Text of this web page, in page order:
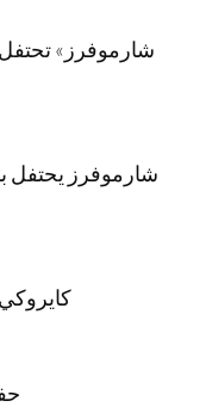
شارموفرز يحتفل